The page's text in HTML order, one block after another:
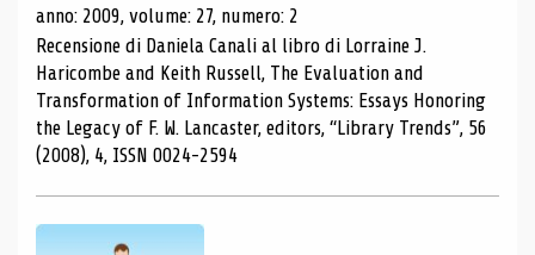
anno: 2009, volume: 27, numero: 2
Recensione di Daniela Canali al libro di Lorraine J.
Haricombe and Keith Russell, The Evaluation and
Transformation of Information Systems: Essays Honoring
the Legacy of F. W. Lancaster, editors, “Library Trends”, 56
(2008), 4, ISSN 0024-2594